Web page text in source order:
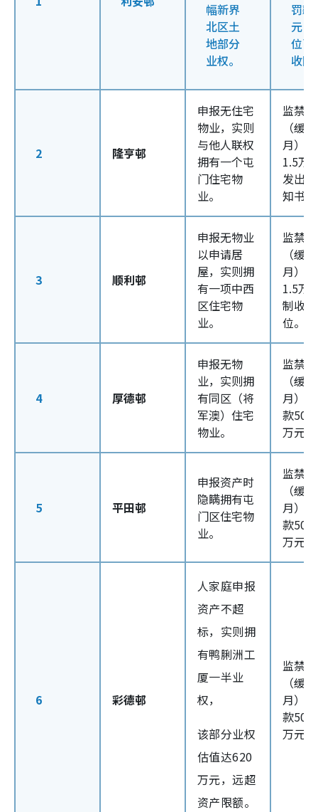
幅新界
北区土
地部分
业权。
罚款
元，
位已
收回
2 隆亨邨
申报无住宅
物业，实则
与他人联权
拥有一个屯
门住宅物
业。
监禁2
（缓
月）
1.5万
发出
知书。
3 顺利邨
申报无物业
以申请居
屋，实则拥
有一项中西
区住宅物
业。
监禁2
（缓
月）
1.5万
制收
位。
4 厚德邨
申报无物
业，实则拥
有同区（将
军澳）住宅
物业。
监禁2
（缓
月）
款
万元
5 平田邨
申报资产时
隐瞒拥有屯
门区住宅物
业。
监禁2
（缓
月）
款
万元
6 彩德邨
人家庭申报
资产不超
标，实则拥
有鸭脷洲工
厦一半业
权，
该部分业权
估值达620
万元，远超
资产限额。
监禁2
（缓
月）
款
万元